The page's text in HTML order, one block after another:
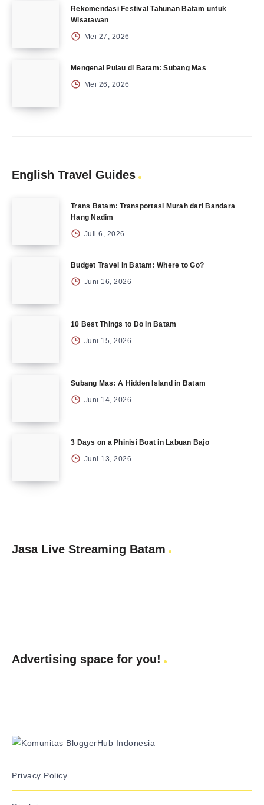
Rekomendasi Festival Tahunan Batam untuk
Wisatawan
Mei 27, 2026
Mengenal Pulau di Batam: Subang Mas
Mei 26, 2026
English Travel Guides
Trans Batam: Transportasi Murah dari Bandara
Hang Nadim
Juli 6, 2026
Budget Travel in Batam: Where to Go?
Juni 16, 2026
10 Best Things to Do in Batam
Juni 15, 2026
Subang Mas: A Hidden Island in Batam
Juni 14, 2026
3 Days on a Phinisi Boat in Labuan Bajo
Juni 13, 2026
Jasa Live Streaming Batam
Advertising space for you!
Privacy Policy